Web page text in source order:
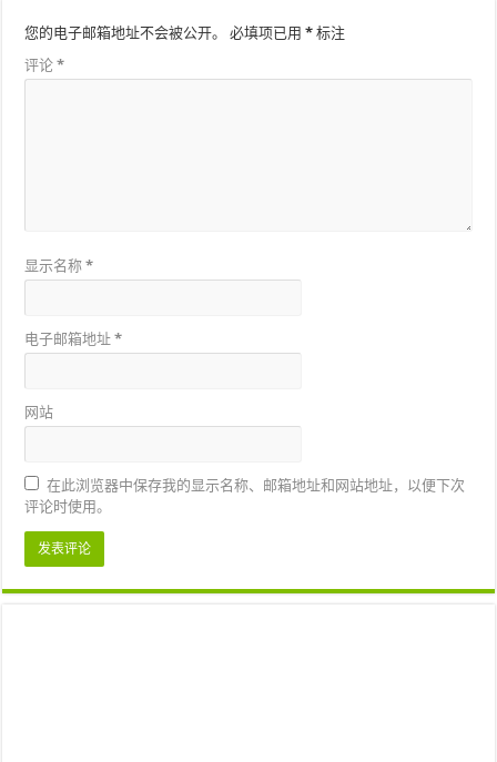
您的电子邮箱地址不会被公开。 必填项已用* 标注
评论*
显示名称*
电子邮箱地址*
网站
在此浏览器中保存我的显示名称、邮箱地址和网站地址，以便下次
评论时使用。